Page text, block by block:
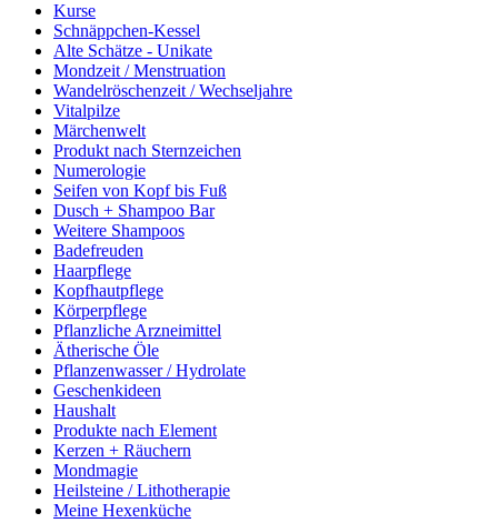
Kurse
Schnäppchen-Kessel
Alte Schätze - Unikate
Mondzeit / Menstruation
Wandelröschenzeit / Wechseljahre
Vitalpilze
Märchenwelt
Produkt nach Sternzeichen
Numerologie
Seifen von Kopf bis Fuß
Dusch + Shampoo Bar
Weitere Shampoos
Badefreuden
Haarpflege
Kopfhautpflege
Körperpflege
Pflanzliche Arzneimittel
Ätherische Öle
Pflanzenwasser / Hydrolate
Geschenkideen
Haushalt
Produkte nach Element
Kerzen + Räuchern
Mondmagie
Heilsteine / Lithotherapie
Meine Hexenküche